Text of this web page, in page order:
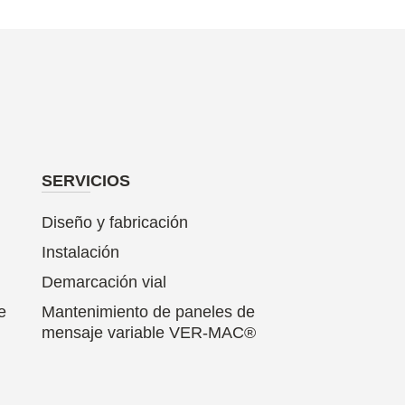
SERVICIOS
Diseño y fabricación
Instalación
Demarcación vial
Mantenimiento de paneles de
mensaje variable VER-MAC®